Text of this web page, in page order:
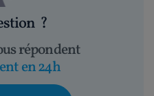
?
répondent
en 24h